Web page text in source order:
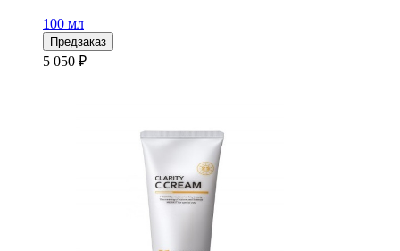
100 мл
Предзаказ
5 050 ₽